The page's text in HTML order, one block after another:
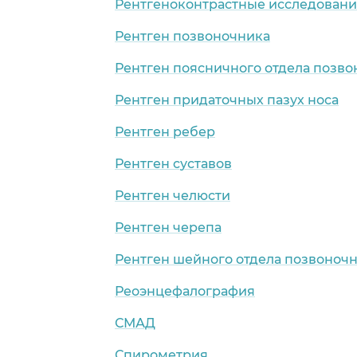
Рентгеноконтрастные
Рентген позвоночника
Рентген поясничного отдела
Рентген придаточных пазух носа
Рентген ребер
Рентген суставов
Рентген челюсти
Рентген черепа
Рентген шейного отдела
Реоэнцефалография
СМАД